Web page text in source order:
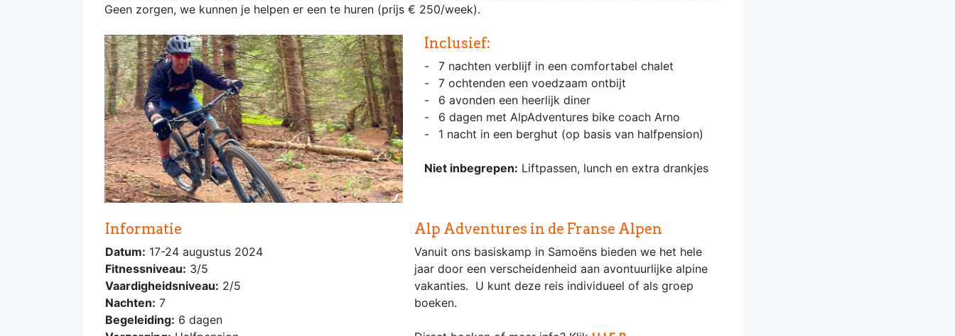
Geen zorgen, we kunnen je helpen er een te huren (prijs € 250/week).
Inclusief:
7 nachten verblijf in een comfortabel chalet
7 ochtenden een voedzaam ontbijt
6 avonden een heerlijk diner
6 dagen met AlpAdventures bike coach Arno
1 nacht in een berghut (op basis van halfpension)
Niet inbegrepen: Liftpassen, lunch en extra drankjes
Informatie
Datum: 17-24 augustus 2024
Fitnessniveau: 3/5
Vaardigheidsniveau: 2/5
Nachten: 7
Begeleiding: 6 dagen
Alp Adventures in de Franse Alpen
Vanuit ons basiskamp in Samoëns bieden we het hele
jaar door een verscheidenheid aan avontuurlijke alpine
vakanties. U kunt deze reis individueel of als groep
boeken.